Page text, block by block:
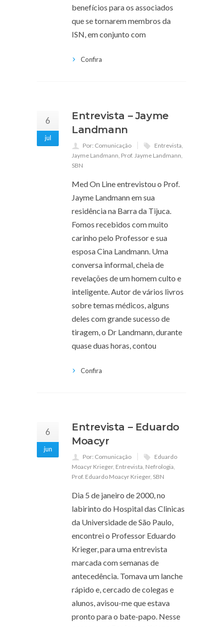
benefícios para os associados
que se tornarem membros da
ISN, em conjunto com
Confira
6
jul
Entrevista – Jayme
Landmann
Por: Comunicação Entrevista,
Jayme Landmann, Prof. Jayme Landmann,
SBN
Med On Line entrevistou o Prof.
Jayme Landmann em sua
residência na Barra da Tijuca.
Fomos recebidos com muito
carinho pelo Professor e sua
esposa Cina Landmann. Uma
conversa informal, cheia de
revelações de um homem culto e
inteligente. Autor de vários livros
sobre temas médicos, alguns
deles com grande sucesso de
tiragem, o Dr Landmann, durante
quase duas horas, contou
Confira
6
jun
Entrevista – Eduardo
Moacyr
Por: Comunicação
Eduardo
Moacyr Krieger, Entrevista, Nefrologia,
Prof. Eduardo Moacyr Krieger, SBN
Dia 5 de janeiro de 2000, no
labirinto do Hospital das Clinicas
da Universidade de São Paulo,
encontrei o Professor Eduardo
Krieger, para uma entrevista
marcada com semanas de
antecedência. Tomava um lanche
rápido e, cercado de colegas e
alunos, avisou-me que estava
pronto para o bate-papo. Nesse